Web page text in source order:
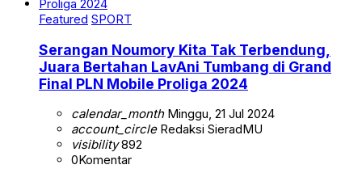
Featured SPORT
Serangan Noumory Kita Tak Terbendung,
Juara Bertahan LavAni Tumbang di Grand
Final PLN Mobile Proliga 2024
calendar_monthMinggu, 21 Jul 2024
account_circleRedaksi SieradMU
visibility892
0Komentar